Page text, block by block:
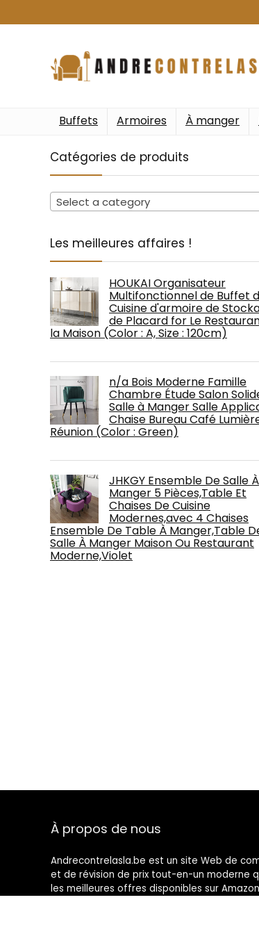
Buffets Armoires À manger
Catégories de produits
Select a category
Les meilleures affaires !
HOUKAI Organisateur
Multifonctionnel de Buffet
Cuisine d'armoire de
de Placard for Le
la Maison (Color : A, Size : 120cm)
n/a Bois Moderne Famille
Chambre Étude Salon
Salle à Manger Salle
Chaise Bureau Café
Réunion (Color : Green)
JHKGY Ensemble De Salle À
Manger 5 Pièces,Table Et
Chaises De Cuisine
Modernes,avec 4 Chaises
Ensemble De Table À Manger,Table
Salle À Manger Maison Ou Restaurant
Moderne,Violet
À propos de nous
Andrecontrelasla.be est un site Web de
et de révision de prix tout-en-un moderne
les meilleures offres disponibles sur